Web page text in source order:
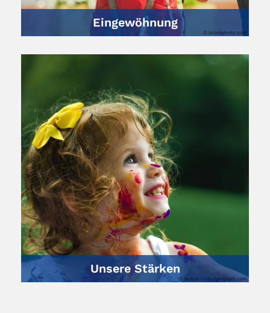
Eingewöhnung
© istockphoto.com
Unsere Stärken
© Senjuti Undu/unsplash.com